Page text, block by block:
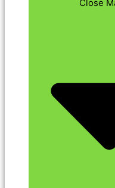
Close